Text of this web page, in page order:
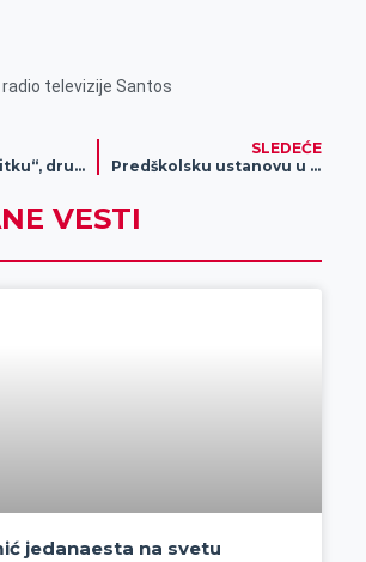
televizije Santos
„Poslaću ti čestitku“, druženje sa Deda Mrazom i podrška deci oboleloj od raka
SLEDEĆE
Predškolsku ustanovu u Banatskom Karađorđevu posetio Deda Mraz
VESTI
jedanaesta na svetu